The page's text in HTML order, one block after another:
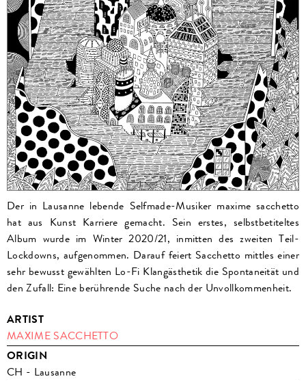
Der in Lausanne lebende Selfmade-Musiker maxime sacchetto
hat aus Kunst Karriere gemacht. Sein erstes, selbstbetiteltes
Album wurde im Winter 2020/21, inmitten des zweiten Teil-
Lockdowns, aufgenommen. Darauf feiert Sacchetto mittles einer
sehr bewusst gewählten Lo-Fi Klangästhetik die Spontaneität und
den Zufall: Eine berührende Suche nach der Unvollkommenheit.
ARTIST
MAXIME SACCHETTO
ORIGIN
CH - Lausanne